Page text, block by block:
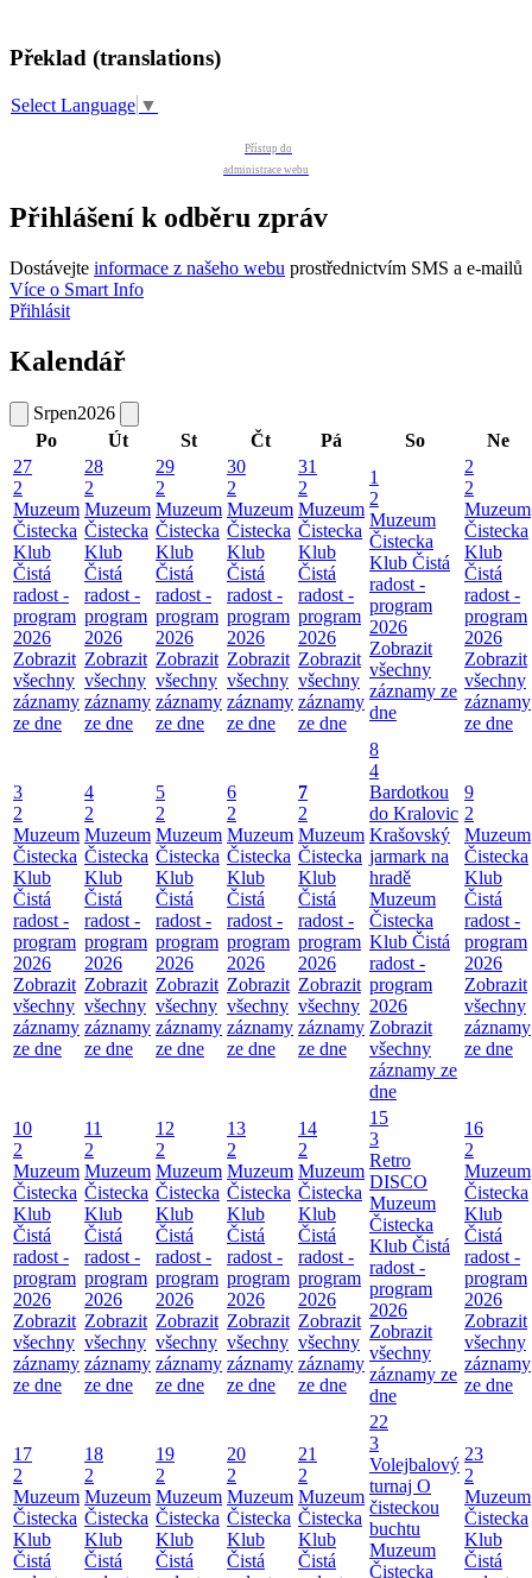
Překlad (translations)
Select Language ▼
Přístup do
administrace webu
Přihlášení k odběru zpráv
Dostávejte informace z našeho webu prostřednictvím SMS a e-mailů
Více o Smart Info
Přihlásit
Kalendář
Srpen2026
Po
Út St Čt Pá So
Ne
27
2
Muzeum
Čistecka
Klub
Čistá
radost -
program
2026
Zobrazit
všechny
záznamy
ze dne
28
2
Muzeum
Čistecka
Klub
Čistá
radost -
program
2026
Zobrazit
všechny
záznamy
ze dne
29
2
Muzeum
Čistecka
Klub
Čistá
radost -
program
2026
Zobrazit
všechny
záznamy
ze dne
30
2
Muzeum
Čistecka
Klub
Čistá
radost -
program
2026
Zobrazit
všechny
záznamy
ze dne
31
2
Muzeum
Čistecka
Klub
Čistá
radost -
program
2026
Zobrazit
všechny
záznamy
ze dne
1
2
Muzeum
Čistecka
Klub Čistá
radost -
program
2026
Zobrazit
všechny
záznamy ze
dne
2
2
Muzeum
Čistecka
Klub
Čistá
radost -
program
2026
Zobrazit
všechny
záznamy
ze dne
3
2
Muzeum
Čistecka
Klub
Čistá
radost -
program
2026
Zobrazit
všechny
záznamy
ze dne
4
2
Muzeum
Čistecka
Klub
Čistá
radost -
program
2026
Zobrazit
všechny
záznamy
ze dne
5
2
Muzeum
Čistecka
Klub
Čistá
radost -
program
2026
Zobrazit
všechny
záznamy
ze dne
6
2
Muzeum
Čistecka
Klub
Čistá
radost -
program
2026
Zobrazit
všechny
záznamy
ze dne
7
2
Muzeum
Čistecka
Klub
Čistá
radost -
program
2026
Zobrazit
všechny
záznamy
ze dne
8
4
Bardotkou
do Kralovic
Krašovský
jarmark na
hradě
Muzeum
Čistecka
Klub Čistá
radost -
program
2026
Zobrazit
všechny
záznamy ze
dne
9
2
Muzeum
Čistecka
Klub
Čistá
radost -
program
2026
Zobrazit
všechny
záznamy
ze dne
10
2
Muzeum
Čistecka
Klub
Čistá
radost -
program
2026
Zobrazit
všechny
záznamy
ze dne
11
2
Muzeum
Čistecka
Klub
Čistá
radost -
program
2026
Zobrazit
všechny
záznamy
ze dne
12
2
Muzeum
Čistecka
Klub
Čistá
radost -
program
2026
Zobrazit
všechny
záznamy
ze dne
13
2
Muzeum
Čistecka
Klub
Čistá
radost -
program
2026
Zobrazit
všechny
záznamy
ze dne
14
2
Muzeum
Čistecka
Klub
Čistá
radost -
program
2026
Zobrazit
všechny
záznamy
ze dne
15
3
Retro
DISCO
Muzeum
Čistecka
Klub Čistá
radost -
program
2026
Zobrazit
všechny
záznamy ze
dne
16
2
Muzeum
Čistecka
Klub
Čistá
radost -
program
2026
Zobrazit
všechny
záznamy
ze dne
17
2
Muzeum
Čistecka
Klub
Čistá
18
2
Muzeum
Čistecka
Klub
Čistá
19
2
Muzeum
Čistecka
Klub
Čistá
20
2
Muzeum
Čistecka
Klub
Čistá
21
2
Muzeum
Čistecka
Klub
Čistá
22
3
Volejbalový
turnaj O
čisteckou
buchtu
Muzeum
Čistecka
23
2
Muzeum
Čistecka
Klub
Čistá